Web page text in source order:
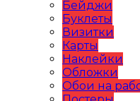
Бейджи
Буклеты
Визитки
Карты
Наклейки
Обложки
Обои на